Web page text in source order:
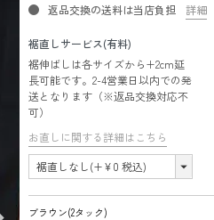
返品交換の送料は当店負担
詳細
裾直しサービス(有料)
裾伸ばしは各サイズから+2cm延
長可能です。2-4営業日以内での発
送となります（※返品交換対応不
可）
お直しに関する詳細はこちら
ブラウン(2タック)